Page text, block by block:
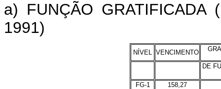
a) FUNÇÃO GRATIFICADA
1991)
NÍVEL VENCIMENTO
DE
FG-1
158,27